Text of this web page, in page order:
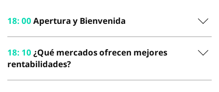
18: 00 Apertura y Bienvenida
18: 10 ¿Qué mercados ofrecen mejores
rentabilidades?